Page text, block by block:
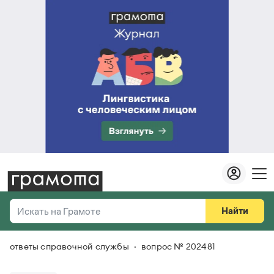
Искать на Грамоте
Справочная служба
Найти
Везде
ответы справочной службы вопрос № 202481